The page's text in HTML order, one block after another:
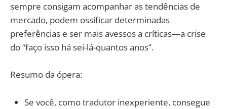
sempre consigam acompanhar as tendências de
mercado, podem ossificar determinadas
preferências e ser mais avessos a críticas—a crise
do “faço isso há sei-lá-quantos anos”.
Resumo da ópera:
Se você, como tradutor inexperiente, consegue